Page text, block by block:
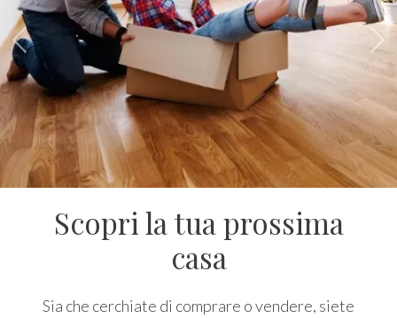
Scopri la tua prossima
casa
Sia che cerchiate di comprare o vendere, siete
« »
Provincia
Comune